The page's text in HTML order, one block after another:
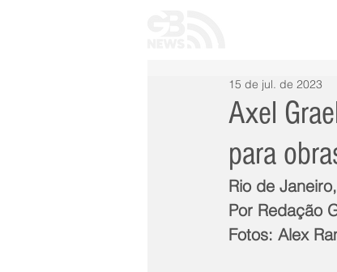
Axel
para
15 de jul. de 2023
Rio de
Por Redação
Fotos: Alex